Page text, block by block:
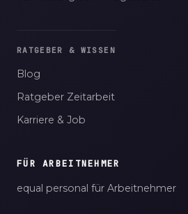
RATGEBER & WISSEN
Blog
Ratgeber Zeitarbeit
Karriere & Job
FÜR ARBEITNEHMER
equal personal für Arbeitnehmer